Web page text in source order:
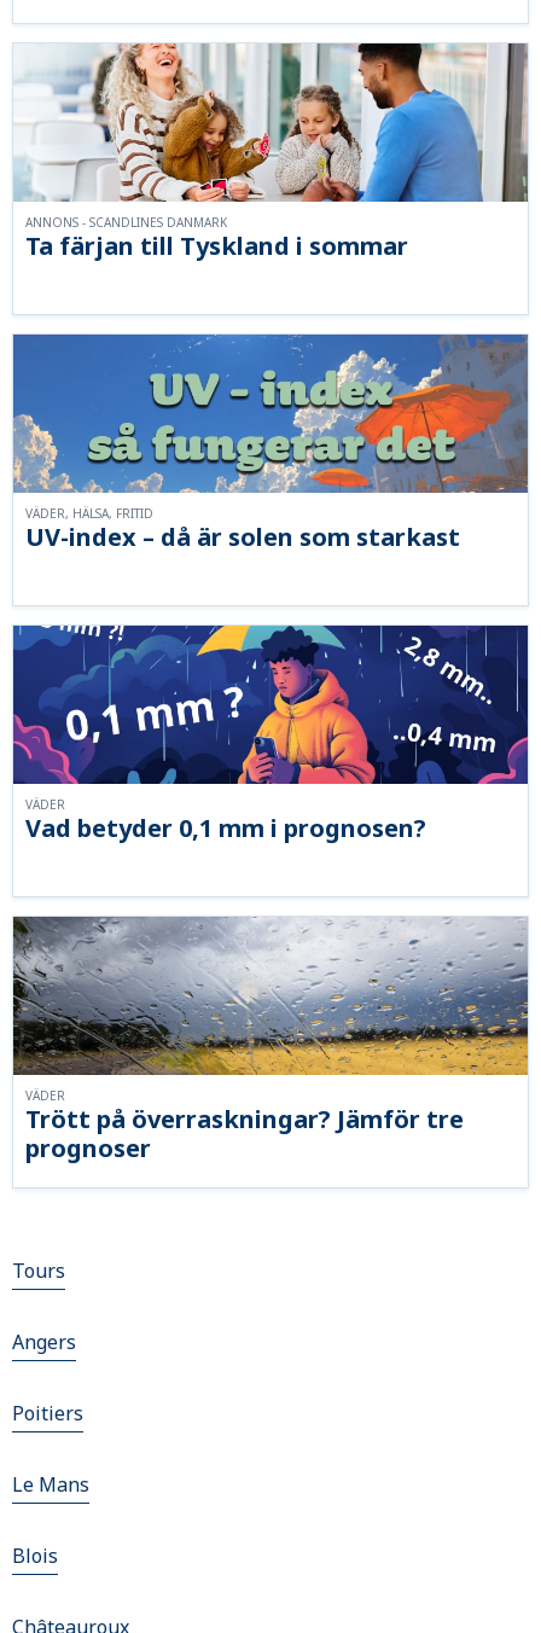
Ta färjan till Tyskland i sommar
ANNONS - SCANDLINES DANMARK
UV-index – då är solen som starkast
VÄDER, HÄLSA, FRITID
Vad betyder 0,1 mm i prognosen?
VÄDER
Trött på överraskningar? Jämför tre
prognoser
VÄDER
Tours
Angers
Poitiers
Le Mans
Blois
Châteauroux